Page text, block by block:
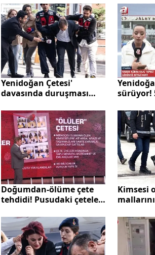
kabul
Yenidoğan Çetesi'
davasında duruşması
sürüyor!
ediyor
Doğumdan-ölüme çete
tehdidi! Pusudaki çeteler
Kimsesi